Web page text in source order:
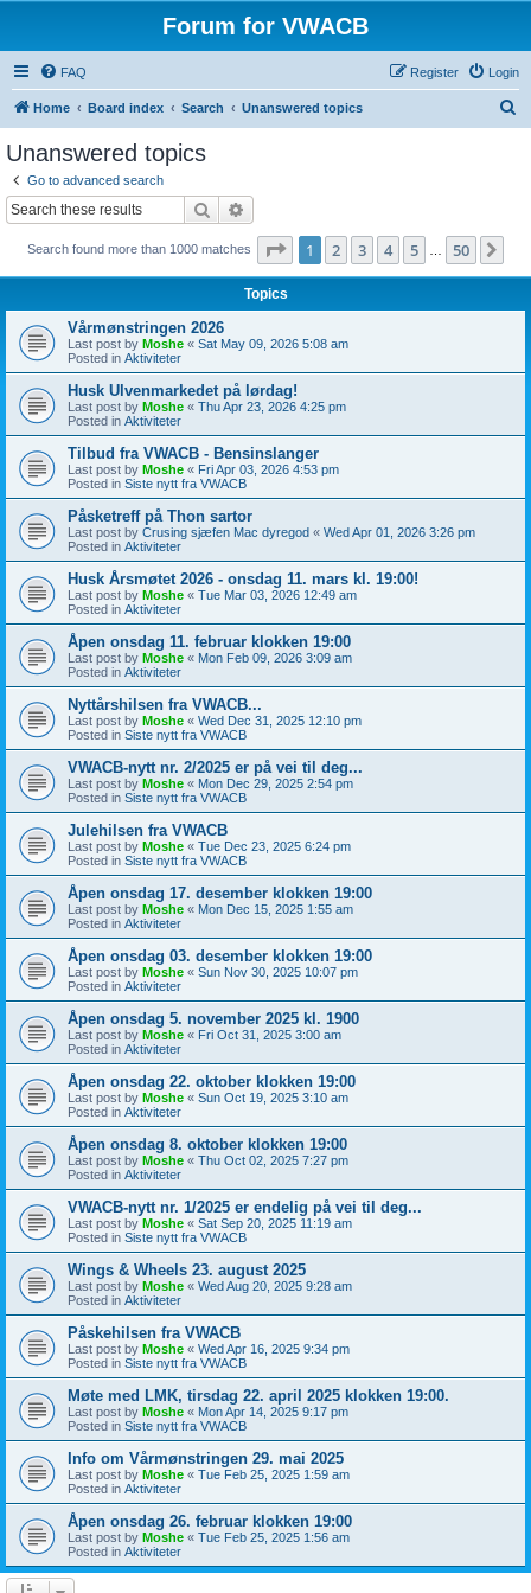
Forum for VWACB
FAQ Login
Register
Home Board index Search Unanswered topics
Unanswered topics
Go to advanced search
Search
Search found more than 1000 matches Page 1of 50
1 2 3 4 5 50
Topics
Vårmønstringen 2026
Last post by Moshe « Sat May 09, 2026 5:08 am
Posted in Aktiviteter
Husk Ulvenmarkedet på lørdag!
Last post by Moshe « Thu Apr 23, 2026 4:25 pm
Posted in Aktiviteter
Tilbud fra VWACB - Bensinslanger
Last post by Moshe « Fri Apr 03, 2026 4:53 pm
Posted in Siste nytt fra VWACB
Påsketreff på Thon sartor
Last post by Crusing sjæfen Mac dyregod « Wed Apr 01, 2026 3:26 pm
Posted in Aktiviteter
Husk Årsmøtet 2026 - onsdag 11. mars kl. 19:00!
Last post by Moshe « Tue Mar 03, 2026 12:49 am
Posted in Aktiviteter
Åpen onsdag 11. februar klokken 19:00
Last post by Moshe « Mon Feb 09, 2026 3:09 am
Posted in Aktiviteter
Nyttårshilsen fra VWACB...
Last post by Moshe « Wed Dec 31, 2025 12:10 pm
Posted in Siste nytt fra VWACB
VWACB-nytt nr. 2/2025 er på vei til deg...
Last post by Moshe « Mon Dec 29, 2025 2:54 pm
Posted in Siste nytt fra VWACB
Julehilsen fra VWACB
Last post by Moshe « Tue Dec 23, 2025 6:24 pm
Posted in Siste nytt fra VWACB
Åpen onsdag 17. desember klokken 19:00
Last post by Moshe « Mon Dec 15, 2025 1:55 am
Posted in Aktiviteter
Åpen onsdag 03. desember klokken 19:00
Last post by Moshe « Sun Nov 30, 2025 10:07 pm
Posted in Aktiviteter
Åpen onsdag 5. november 2025 kl. 1900
Last post by Moshe « Fri Oct 31, 2025 3:00 am
Posted in Aktiviteter
Åpen onsdag 22. oktober klokken 19:00
Last post by Moshe « Sun Oct 19, 2025 3:10 am
Posted in Aktiviteter
Åpen onsdag 8. oktober klokken 19:00
Last post by Moshe « Thu Oct 02, 2025 7:27 pm
Posted in Aktiviteter
VWACB-nytt nr. 1/2025 er endelig på vei til deg...
Last post by Moshe « Sat Sep 20, 2025 11:19 am
Posted in Siste nytt fra VWACB
Wings & Wheels 23. august 2025
Last post by Moshe « Wed Aug 20, 2025 9:28 am
Posted in Aktiviteter
Påskehilsen fra VWACB
Last post by Moshe « Wed Apr 16, 2025 9:34 pm
Posted in Siste nytt fra VWACB
Møte med LMK, tirsdag 22. april 2025 klokken 19:00.
Last post by Moshe « Mon Apr 14, 2025 9:17 pm
Posted in Siste nytt fra VWACB
Info om Vårmønstringen 29. mai 2025
Last post by Moshe « Tue Feb 25, 2025 1:59 am
Posted in Aktiviteter
Åpen onsdag 26. februar klokken 19:00
Last post by Moshe « Tue Feb 25, 2025 1:56 am
Posted in Aktiviteter